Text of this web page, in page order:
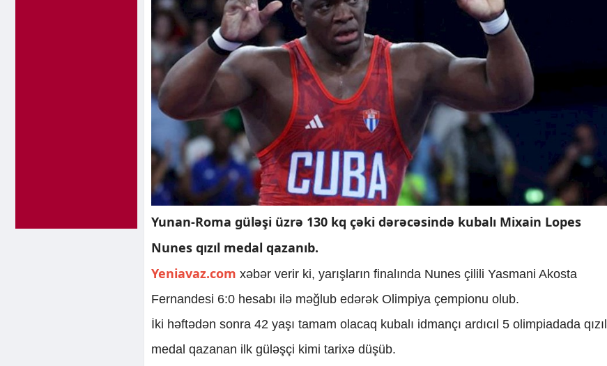
Yunan-Roma güləşi üzrə 130 kq çəki dərəcəsində kubalı Mixain Lopes
Nunes qızıl medal qazanıb.
Yeniavaz.com xəbər verir ki, yarışların finalında Nunes çilili Yasmani Akosta
Fernandesi 6:0 hesabı ilə məğlub edərək Olimpiya çempionu olub.
İki həftədən sonra 42 yaşı tamam olacaq kubalı idmançı ardıcıl 5 olimpiadada qızıl
medal qazanan ilk güləşçi kimi tarixə düşüb.